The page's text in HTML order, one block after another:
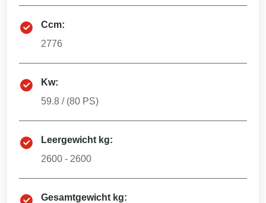
Ccm:
2776
Kw:
59.8 / (80 PS)
Leergewicht kg:
2600 - 2600
Gesamtgewicht kg: